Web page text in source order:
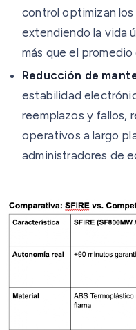
control optimizan
extendiendo la vida
más que el promedio
Reducción de
estabilidad
reemplazos y fallos,
operativos a largo
administradores de